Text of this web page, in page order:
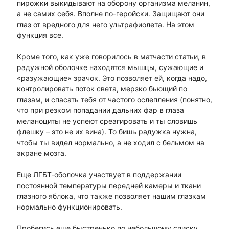
пирожки выкидывают на оборону организма меланин,
а не самих себя. Вполне по-геройски. Защищают они
глаз от вредного для него ультрафиолета. На этом
функция все.
Кроме того, как уже говорилось в матчасти статьи, в
радужной оболочке находятся мышцы, сужающие и
«разужающие» зрачок. Это позволяет ей, когда надо,
контролировать поток света, мерзко бьющий по
глазам, и спасать тебя от частого ослепления (понятно,
что при резком попадании дальних фар в глаза
меланоциты не успеют среагировать и ты словишь
флешку – это не их вина). То бишь радужка нужна,
чтобы ты видел нормально, а не ходил с бельмом на
экране мозга.
Еще ЛГБТ-оболочка участвует в поддержании
постоянной температуры передней камеры и ткани
глазного яблока, что также позволяет нашим глазкам
нормально функционировать.